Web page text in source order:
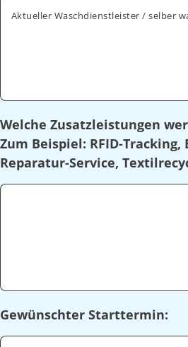
Aktueller Waschdienstleister / selber
Welche Zusatzleistungen
Zum Beispiel: RFID-
Reparatur-Service,
Gewünschter Starttermin: